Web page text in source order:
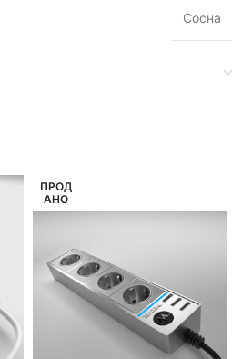
Сосна
ПРОД
АНО